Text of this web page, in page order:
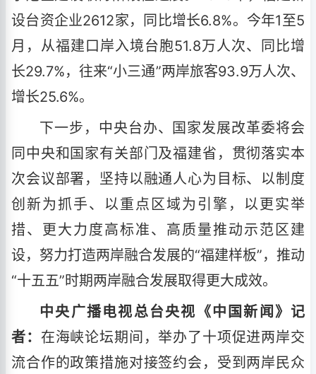
设台资企业2612家，同比增长6.8%。今年1至5
月，从福建口岸入境台胞51.8万人次、同比增
长29.7%，往来“小三通”两岸旅客93.9万人次、
增长25.6%。
下一步，中央台办、国家发展改革委将会
同中央和国家有关部门及福建省，贯彻落实本
次会议部署，坚持以融通人心为目标、以制度
创新为抓手、以重点区域为引擎，以更实举
措、更大力度高标准、高质量推动示范区建
设，努力打造两岸融合发展的“福建样板”，推动
“十五五”时期两岸融合发展取得更大成效。
中央广播电视总台央视《中国新闻》记
者： 在海峡论坛期间，举办了十项促进两岸交
流合作的政策措施对接签约会，受到两岸民众